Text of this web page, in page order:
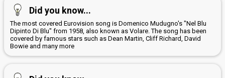
Did you know...
The most covered Eurovision song is Domenico Mudugno's "Nel Blu
Dipinto Di Blu" from 1958, also known as Volare. The song has been
covered by famous stars such as Dean Martin, Cliff Richard, David
Bowie and many more